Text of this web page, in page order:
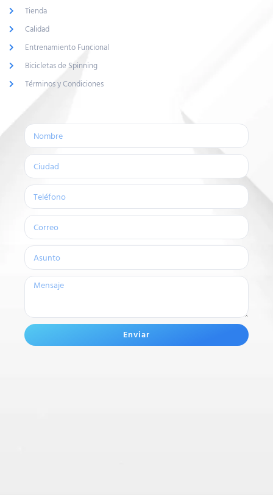
Tienda
Calidad
Entrenamiento Funcional
Bicicletas de Spinning
Términos y Condiciones
Enviar